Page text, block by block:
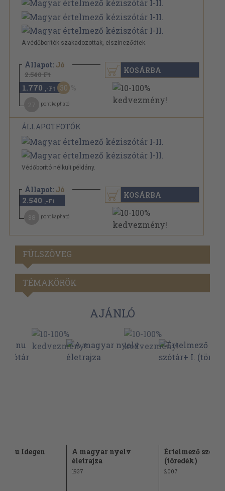
A védőborítók szakadozottak, elszíneződtek.
Állapot: Jó
2.540 Ft
1.770 ,-Ft 30
pont kapható
KOSÁRBA
ÁLLAPOTFOTÓK
Védőborító nélküli példány.
Állapot: Jó
2.540 ,-Ft
pont kapható
KOSÁRBA
FÜLSZÖVEG
TÉMAKÖRÖK
AJÁNLÓ
Idegen
A magyar nyelv
életrajza
1937
Értelmező
(töredék)
2007